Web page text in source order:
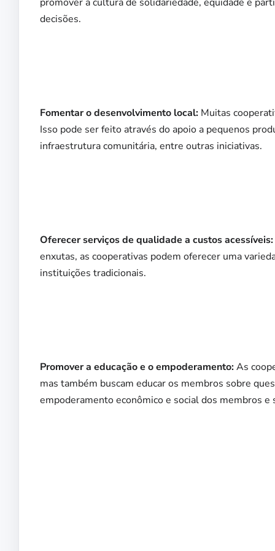
promover a cultura de solidariedade, equidade e
decisões.
Fomentar o desenvolvimento local: Muitas
Isso pode ser feito através do apoio a pequenos
infraestrutura comunitária, entre outras iniciativas.
Oferecer serviços de qualidade a custos acessíveis:
enxutas, as cooperativas podem oferecer uma
instituições tradicionais.
Promover a educação e o empoderamento:As
mas também buscam educar os membros sobre
empoderamento econômico e social dos membros e